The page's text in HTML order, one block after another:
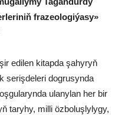
frazeologiýasy»
edilen kitapda şahyryň
serişdeleri dogrusynda
ulanylan her bir
taryhy, milli özboluşlylygy,